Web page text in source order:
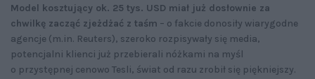
Model kosztujący ok. 25 tys. USD miał już dosłownie za
chwilkę zacząć zjeżdżać z taśm – o fakcie donosiły wiarygodne
agencje (m.in. Reuters), szeroko rozpisywały się media,
potencjalni klienci już przebierali nóżkami na myśl
o przystępnej cenowo Tesli, świat od razu zrobił się piękniejszy.